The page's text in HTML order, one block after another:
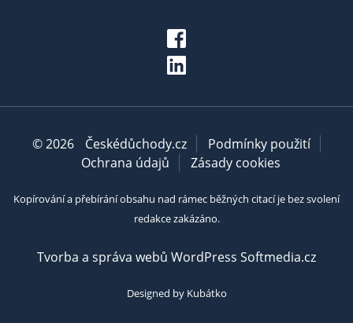
© 2026 Českédůchody.cz
Podmínky použití
Ochrana údajů
Zásady cookies
Kopírování a přebírání obsahu nad rámec běžných citací je bez svolení
redakce zakázáno.
Tvorba a správa webů WordPress Softmedia.cz
Designed by Kubátko